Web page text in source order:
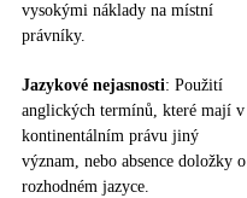
vysokými náklady na místní
právníky.
Jazykové nejasnosti: Použití
anglických termínů, které mají v
kontinentálním právu jiný
význam, nebo absence doložky o
rozhodném jazyce.